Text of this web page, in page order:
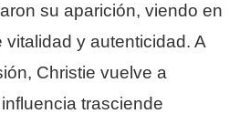
su aparición, viendo en
y autenticidad. A
Christie vuelve a
trasciende